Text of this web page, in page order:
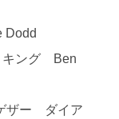
Dodd
キング Ben
ザー ダイア